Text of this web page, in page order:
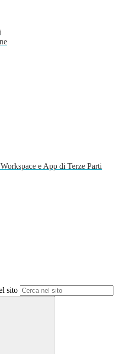
e App di Terze Parti
sito